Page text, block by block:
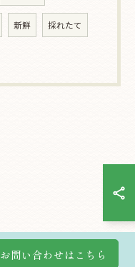
新鮮 採れたて
お問い合わせはこちら